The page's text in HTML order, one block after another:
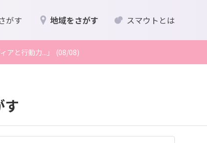
がす 地域をさがす スマウトとは
アと行動力...」 (08/08)
す